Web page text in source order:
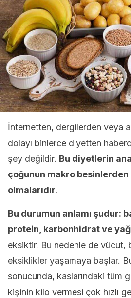
İnternetten, dergilerden veya
dolayı binlerce diyetten
şey değildir. Bu diyetlerin
çoğunun makro besinlerden
olmalarıdır.
Bu durumun anlamı şudur:
protein, karbonhidrat ve yağ
eksiktir. Bu nedenle de vücut,
eksiklikler yaşamaya başlar.
sonucunda, kaslarındaki tüm
kişinin kilo vermesi çok hızlı